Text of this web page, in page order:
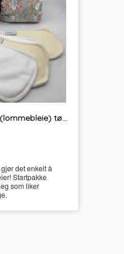
Startpakke Lommis™ (lommebleie) tøybleier
det enkelt å
Startpakke
som liker